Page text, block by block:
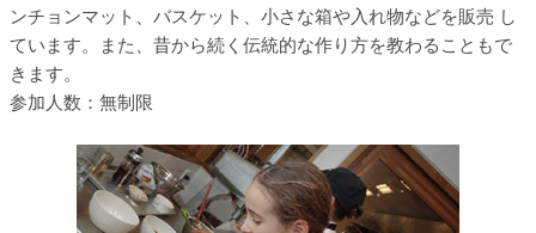
ンチョンマット、バスケット、小さな箱や入れ物などを販売 し
ています。また、昔から続く伝統的な作り方を教わることもで
きます。
参加人数：無制限